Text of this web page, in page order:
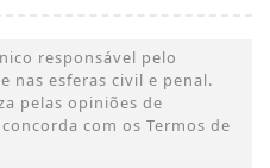
responsável pelo
nas esferas civil e penal.
pelas opiniões de
com os Termos de